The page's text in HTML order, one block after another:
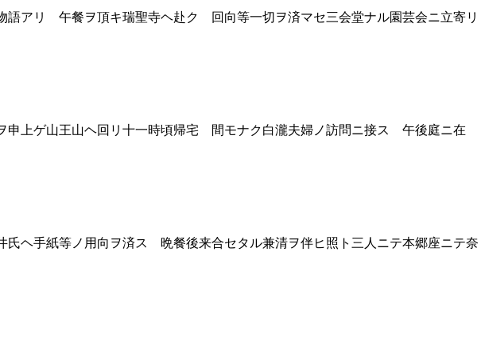
リ 午餐ヲ頂キ瑞聖寺ヘ赴ク 回向等一切ヲ済マセ三会堂ナル園芸会ニ立寄リ
ゲ山王山ヘ回リ十一時頃帰宅 間モナク白瀧夫婦ノ訪問ニ接ス 午後庭ニ在
手紙等ノ用向ヲ済ス 晩餐後来合セタル兼清ヲ伴ヒ照ト三人ニテ本郷座ニテ奈